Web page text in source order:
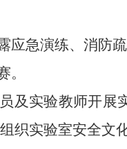
应急演练、消防
。
及实验教师开展
织实验室安全文